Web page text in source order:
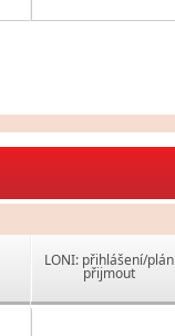
LONI: přihlášení/plán
přijmout